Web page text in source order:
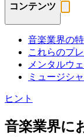
コンテンツ
音楽業界の
これらのプ
メンタルウ
ミュージシ
ヒント
音楽業界に